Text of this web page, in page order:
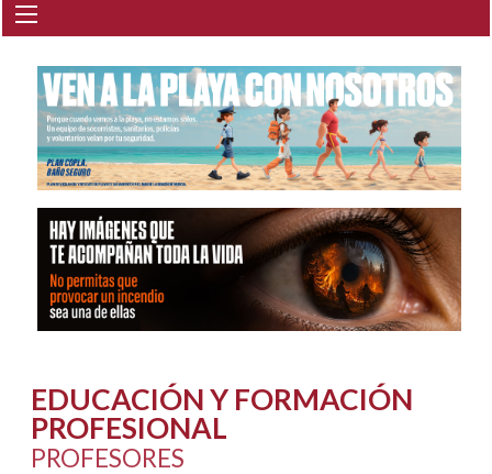
EDUCACIÓN Y FORMACIÓN
PROFESIONAL
PROFESORES